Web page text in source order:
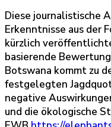
Diese journalistische
Erkenntnisse aus der
kürzlich
basierende
Botswana kommt zu
festgelegten
negative
und die ökologische